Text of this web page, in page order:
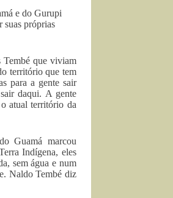
e do Gurupi
suas próprias
Tembé que viviam
território que tem
para a gente sair
daqui. A gente
atual território da
Guamá marcou
Indígena, eles
sem água e num
Naldo Tembé diz